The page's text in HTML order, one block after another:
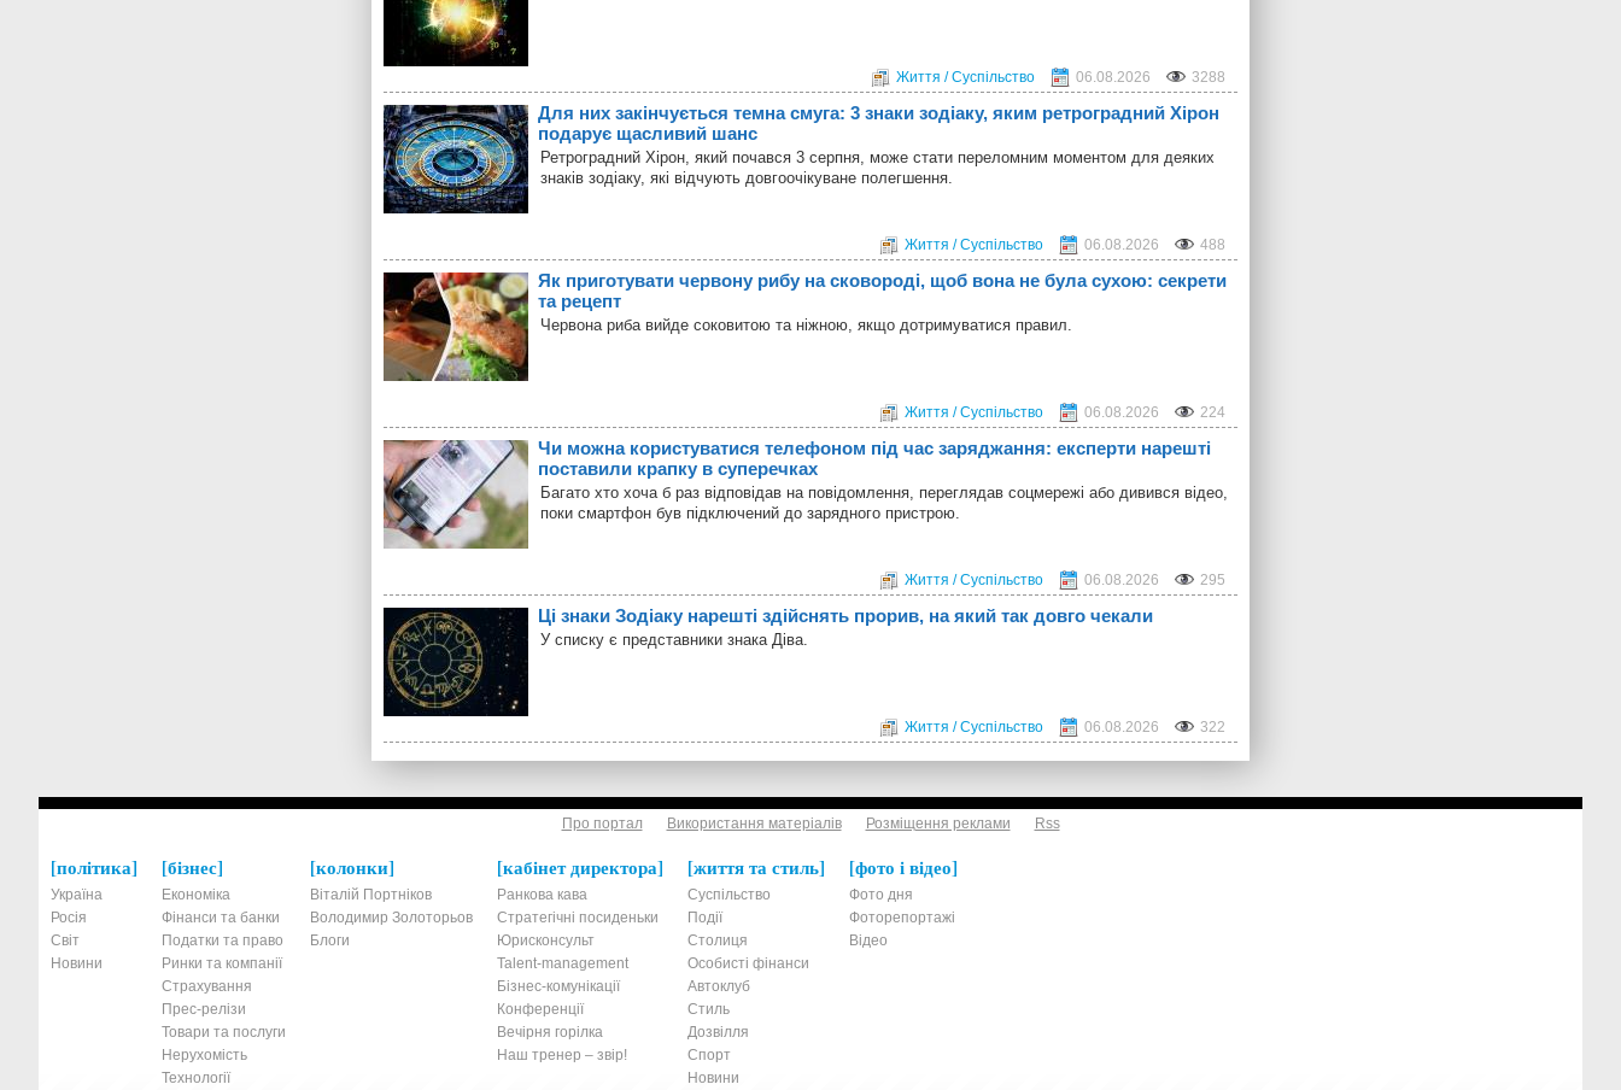
Життя / Суспільство 06.08.2026 3288
Для них закінчується темна смуга: 3 знаки зодіаку, яким ретроградний Хірон
подарує щасливий шанс
Ретроградний Хірон, який почався 3 серпня, може стати переломним моментом для деяких
знаків зодіаку, які відчують довгоочікуване полегшення.
Життя / Суспільство 06.08.2026 488
Як приготувати червону рибу на сковороді, щоб вона не була сухою: секрети
та рецепт
Червона риба вийде соковитою та ніжною, якщо дотримуватися правил.
Життя / Суспільство 06.08.2026 224
Чи можна користуватися телефоном під час заряджання: експерти нарешті
поставили крапку в суперечках
Багато хто хоча б раз відповідав на повідомлення, переглядав соцмережі або дивився відео,
поки смартфон був підключений до зарядного пристрою.
Життя / Суспільство 06.08.2026 295
Ці знаки Зодіаку нарешті здійснять прорив, на який так довго чекали
У списку є представники знака Діва.
Життя / Суспільство 06.08.2026 322
Про портал Використання матеріалів Розміщення реклами Rss
політика
Україна
Росія
Світ
Новини
бізнес
Економіка
Фінанси та банки
Податки та право
Ринки та компанії
Страхування
Прес-релізи
Товари та послуги
Нерухомість
Технології
колонки
Віталій Портніков
Володимир Золоторьов
Блоги
кабінет директора
Ранкова кава
Стратегічні посиденьки
Юрисконсульт
Talent-management
Бізнес-комунікації
Конференції
Вечірня горілка
Наш тренер – звір!
життя та стиль
Суспільство
Події
Столиця
Особисті фінанси
Автоклуб
Стиль
Дозвілля
Спорт
Новини
фото і відео
Фото дня
Фоторепортажі
Відео